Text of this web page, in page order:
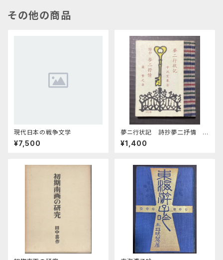
その他の商品
現代日本の戦争文学
¥7,500
夢ニ行状記 詩抄夢二抒情
緑の笛豆本第26期第102集
¥1,400